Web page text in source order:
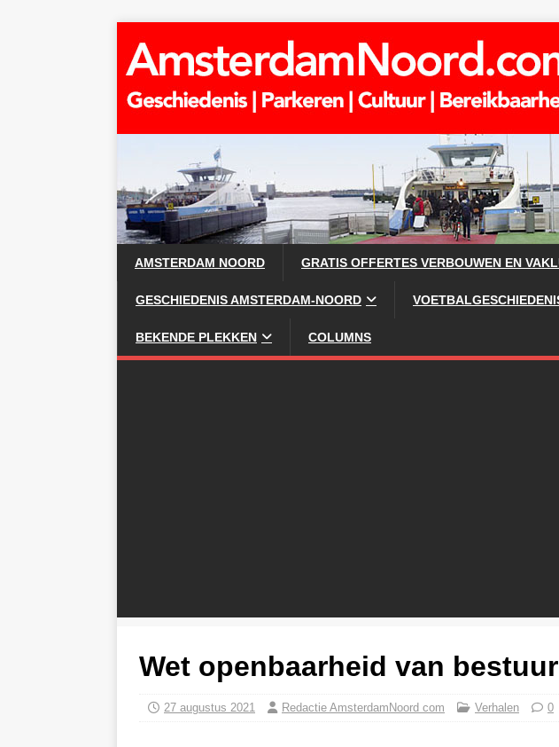
AMSTERDAM NOORD GRATIS OFFERTES VERBOUWEN EN
GESCHIEDENIS AMSTERDAM-NOORD
BEKENDE PLEKKEN COLUMNS
Wet openbaarheid van
27 augustus 2021 Redactie AmsterdamNoord com Verhalen 0